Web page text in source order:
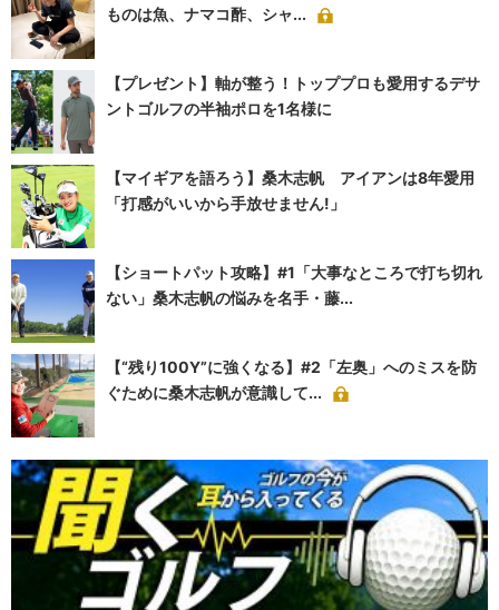
ものは魚、ナマコ酢、シャ...
【プレゼント】軸が整う！トッププロも愛用するデサ
ントゴルフの半袖ポロを1名様に
【マイギアを語ろう】桑木志帆 アイアンは8年愛用
「打感がいいから手放せません!」
【ショートパット攻略】#1「大事なところで打ち切れ
ない」桑木志帆の悩みを名手・藤...
【“残り100Y”に強くなる】#2「左奥」へのミスを防
ぐために桑木志帆が意識して...